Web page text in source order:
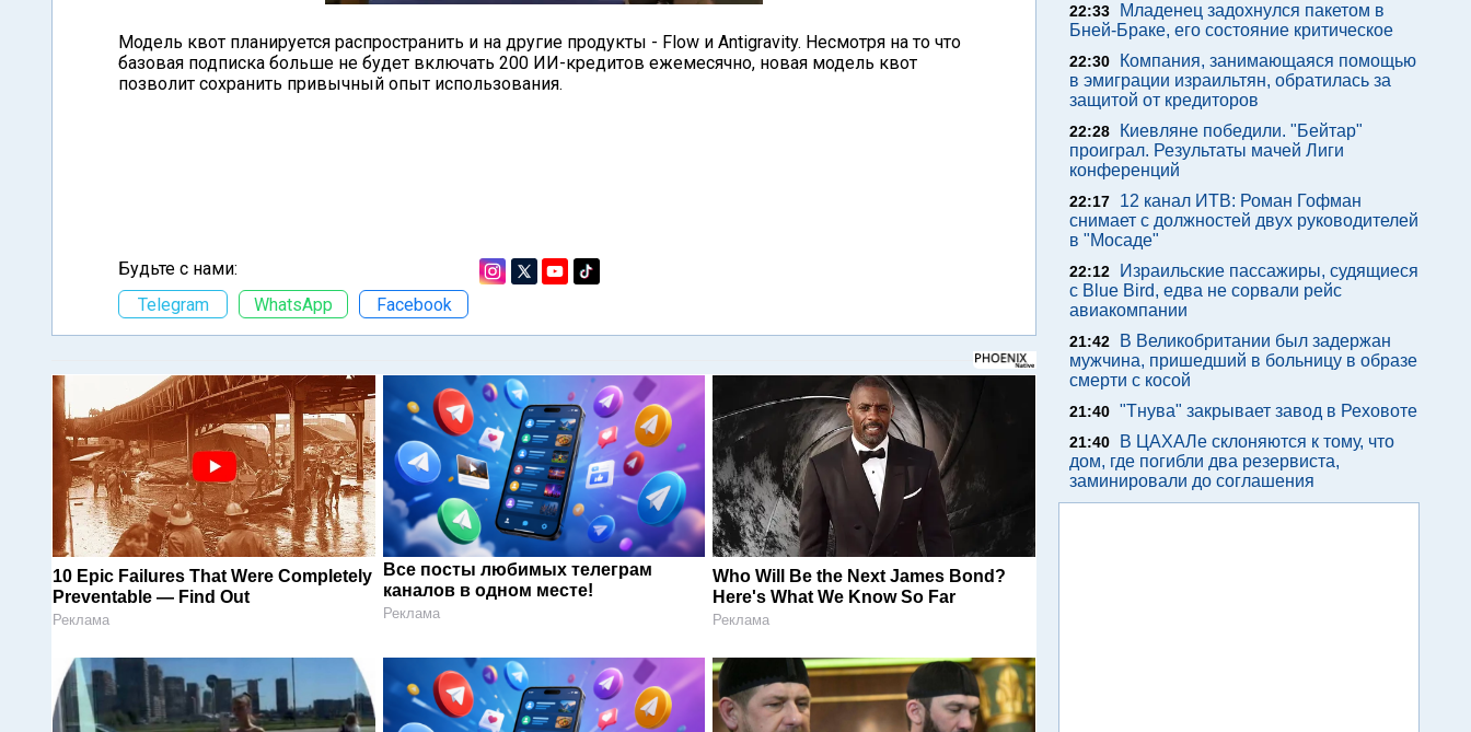
Модель квот планируется распространить и на другие продукты - Flow и Antigravity. Несмотря на то что
базовая подписка больше не будет включать 200 ИИ-кредитов ежемесячно, новая модель квот
позволит сохранить привычный опыт использования.
Будьте с нами:
Telegram
WhatsApp Facebook
10 Epic Failures That Were Completely
Preventable — Find Out
Реклама
Все посты любимых телеграм
каналов в одном месте!
Реклама
Who Will Be the Next James Bond?
Here's What We Know So Far
Реклама
22:33
Младенец задохнулся пакетом в
Бней-Браке, его состояние критическое
22:30
Компания, занимающаяся помощью
в эмиграции израильтян, обратилась за
защитой от кредиторов
22:28
Киевляне победили. "Бейтар"
проиграл. Результаты мачей Лиги
конференций
22:17
12 канал ИТВ: Роман Гофман
снимает с должностей двух руководителей
в "Мосаде"
22:12
Израильские пассажиры, судящиеся
с Blue Bird, едва не сорвали рейс
авиакомпании
21:42
В Великобритании был задержан
мужчина, пришедший в больницу в образе
смерти с косой
21:40 "Тнува" закрывает завод в Реховоте
21:40
В ЦАХАЛе склоняются к тому, что
дом, где погибли два резервиста,
заминировали до соглашения